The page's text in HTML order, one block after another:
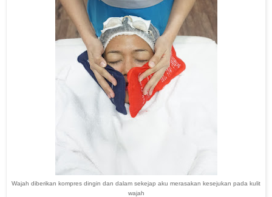
Wajah diberikan kompres dingin dan dalam sekejap aku merasakan kesejukan pada kulit
wajah